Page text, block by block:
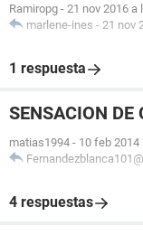
Ramiropg - 21 nov 2016 a
marlene-ines - 21 nov
1 respuesta
SENSACION DE
matias1994 - 10 feb 2014
4 respuestas